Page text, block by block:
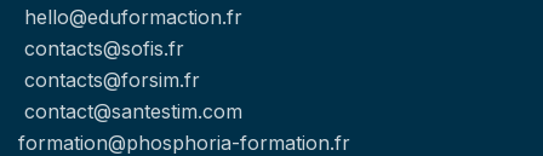
hello@eduformaction.fr
contacts@sofis.fr
contacts@forsim.fr
contact@santestim.com
formation@phosphoria-formation.fr